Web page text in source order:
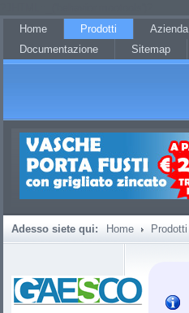
Home
Prodotti Azienda
Documentazione
Sitemap
Adesso siete qui: Home Prodotti